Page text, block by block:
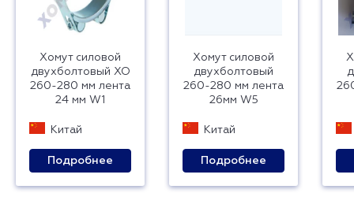
Хомут силовой
двухболтовый ХО
260-280 мм лента
24 мм W1
Китай
Подробнее
Хомут силовой
двухболтовый
260-280 мм лента
26мм W5
Китай
Подробнее